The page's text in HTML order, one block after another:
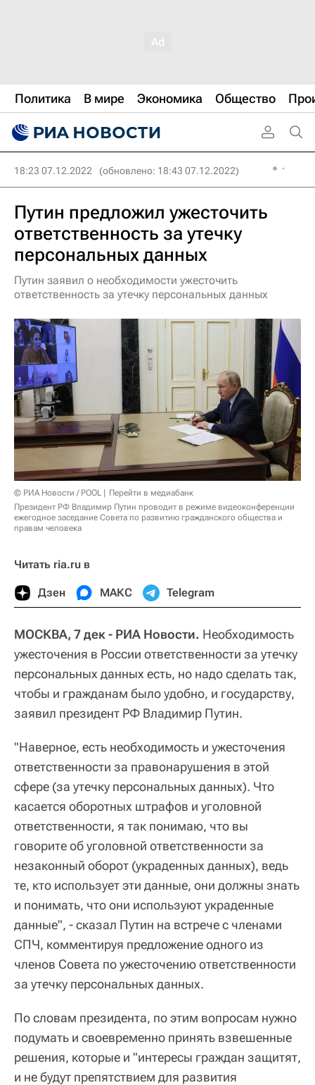
Политика В мире Экономика Общество
18:23 07.12.2022 (обновлено: 18:43 07.12.2022)
Путин предложил ужесточить
ответственность за утечку
персональных данных
Путин заявил о необходимости ужесточить
ответственность за утечку персональных данных
© РИА Новости / POOL
Перейти в медиабанк
Президент РФ Владимир Путин проводит в режиме видеоконференции
ежегодное заседание Совета по развитию гражданского общества и
правам человека
Читать ria.ru в
Дзен МАКС Telegram
МОСКВА, 7 дек - РИА Новости. Необходимость
ужесточения в России ответственности за утечку
персональных данных есть, но надо сделать так,
чтобы и гражданам было удобно, и государству,
заявил президент РФ Владимир Путин.
"Наверное, есть необходимость и ужесточения
ответственности за правонарушения в этой
сфере (за утечку персональных данных). Что
касается оборотных штрафов и уголовной
ответственности, я так понимаю, что вы
говорите об уголовной ответственности за
незаконный оборот (украденных данных), ведь
те, кто использует эти данные, они должны знать
и понимать, что они используют украденные
данные", - сказал Путин на встрече с членами
СПЧ, комментируя предложение одного из
членов Совета по ужесточению ответственности
за утечку персональных данных.
По словам президента, по этим вопросам нужно
подумать и своевременно принять взвешенные
решения, которые и "интересы граждан защитят,
и не будут препятствием для развития